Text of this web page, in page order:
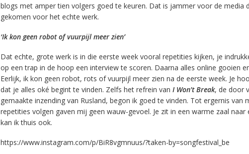
blogs met amper tien volgers goed te keuren. Dat is jammer voor de media
gekomen voor het echte werk.
‘Ik kon geen robot of vuurpijl meer zien’
Dat echte, grote werk is in die eerste week vooral repetities kijken, je
op een trap in de hoop een interview te scoren. Daarna alles online gooien
Eerlijk, ik kon geen robot, rots of vuurpijl meer zien na de eerste week. Je
dat je alles oké begint te vinden. Zelfs het refrein van I Won’t Break, de door
gemaakte inzending van Rusland, begon ik goed te vinden. Tot ergernis van
repetities volgen gaven mij geen wauw-gevoel. Je zit in een warme zaal
kan ik thuis ook.
https://www.instagram.com/p/BiR8vgmnuus/?taken-by=songfestival_be